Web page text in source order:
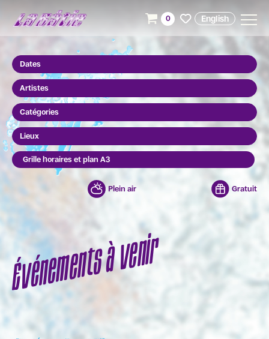
Dates
Artistes
Catégories
Lieux
Grille horaires et plan A3
Plein air Gratuit
Événements à venir
0 English